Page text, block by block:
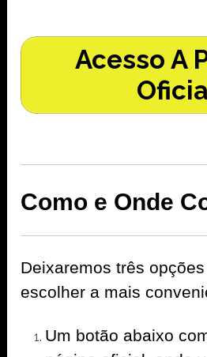
Acesso A
Como e Onde
Deixaremos três
escolher a mais
Um botão abaixo